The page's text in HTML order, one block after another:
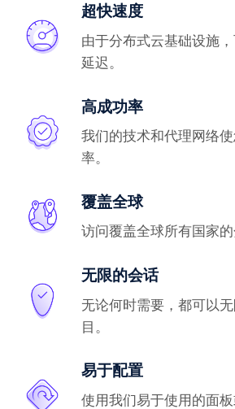
超快速度
由于分布式云基础设施
延迟。
高成功率
我们的技术和代理网络
率。
覆盖全球
访问覆盖全球所有国家的
无限的会话
无论何时需要，都可以
目。
易于配置
使用我们易于使用的面